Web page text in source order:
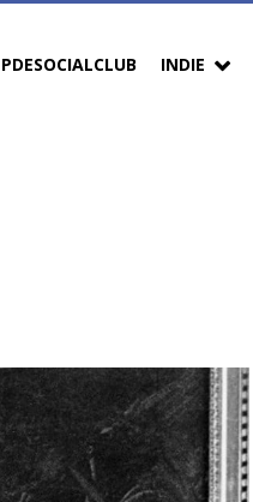
PDESOCIALCLUB INDIE